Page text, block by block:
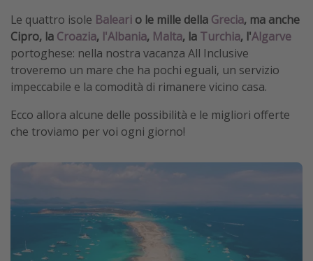
Le quattro isole Baleari o le mille della Grecia, ma anche
Cipro, la Croazia, l'Albania, Malta, la Turchia, l'Algarve
portoghese: nella nostra vacanza All Inclusive
troveremo un mare che ha pochi eguali, un servizio
impeccabile e la comodità di rimanere vicino casa.
Ecco allora alcune delle possibilità e le migliori offerte
che troviamo per voi ogni giorno!